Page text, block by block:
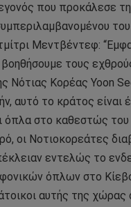
που προκάλεσε
Μεντβέντεφ:
τους
Νότιας Κορέας Yoon
αυτό το κράτος είναι
όπλα στο καθεστώς του
οι Νοτιοκορεάτες
εντελώς το
όπλων στο
αυτής της χώρας